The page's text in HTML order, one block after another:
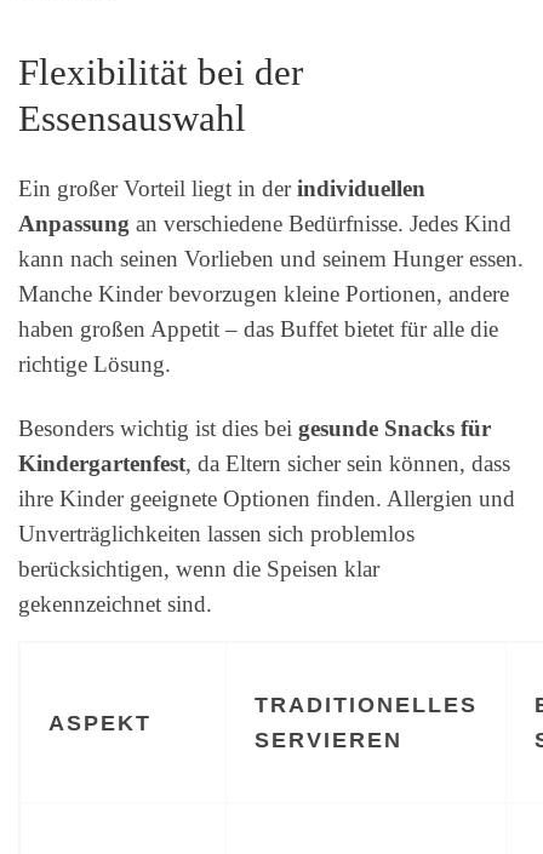
Flexibilität bei der
Essensauswahl
Ein großer Vorteil liegt in derindividuellen
Anpassung an verschiedene Bedürfnisse. Jedes Kind
kann nach seinen Vorlieben und seinem Hunger essen.
Manche Kinder bevorzugen kleine Portionen, andere
haben großen Appetit – das Buffet bietet für alle die
richtige Lösung.
Besonders wichtig ist dies bei gesunde Snacks für
Kindergartenfest, da Eltern sicher sein können, dass
ihre Kinder geeignete Optionen finden. Allergien und
Unverträglichkeiten lassen sich problemlos
berücksichtigen, wenn die Speisen klar
gekennzeichnet sind.
ASPEKT
TRADITIONELLES
SERVIEREN